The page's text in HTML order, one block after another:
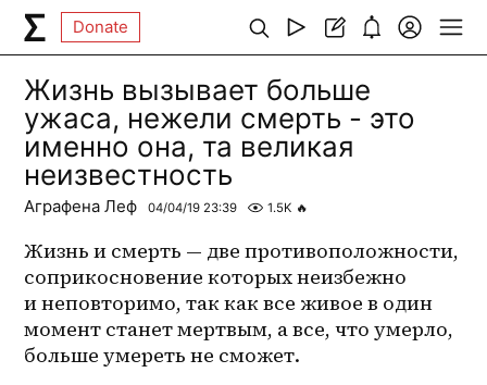
Donate
Жизнь вызывает больше
ужаса, нежели смерть - это
именно она, та великая
неизвестность
Аграфена Леф 04/04/19 23:39 1.5K 🔥
Жизнь и смерть — две противоположности,
соприкосновение которых неизбежно
и неповторимо, так как все живое в один
момент станет мертвым, а все, что умерло,
больше умереть не сможет.